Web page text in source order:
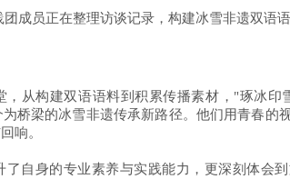
团成员正在整理访谈记录，构建冰雪非遗双语
从构建双语语料到积累传播素材， "琢冰印
桥梁的冰雪非遗传承新路径。他们用青春的
响。
自身的专业素养与实践能力，更深刻体会